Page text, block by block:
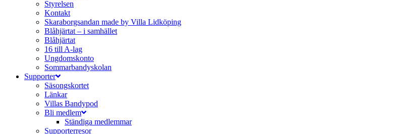
Styrelsen
Kontakt
Skaraborgsandan made by Villa Lidköping
Blåhjärtat – i samhället
Blåhjärtat
16 till A-lag
Ungdomskonto
Sommarbandyskolan
Supporter
Säsongskortet
Länkar
Villas Bandypod
Bli medlem
Ständiga medlemmar
Supporterresor